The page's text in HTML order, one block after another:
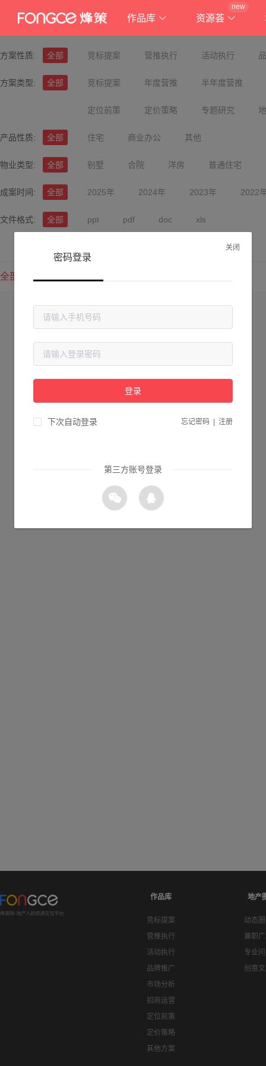
作品库 资源荟
new
方案性质: 全部 竞标提案 营推执行 活动执行
方案类型: 全部 竞标提案 年度营推 半年度营推
定位前策 定价策略 专题研究
产品性质: 全部 住宅 商业办公 其他
物业类型: 全部 别墅 合院 洋房 普通住宅
成案时间: 全部 2025年 2024年 2023年 2022
文件格式: 全部 ppt pdf doc xls
全部方案
作品库
竞标提案
营推执行
活动执行
品牌推广
市场分析
招商运营
定位前策
定价策略
其他方案
地产
动态
兼职
专业
创意
关闭
密码登录
登录
下次自动登录 忘记密码 注册
第三方账号登录